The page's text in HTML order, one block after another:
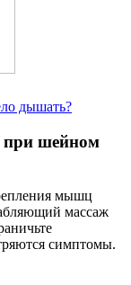
дышать?
при шейном
мышц
массаж
симптомы.